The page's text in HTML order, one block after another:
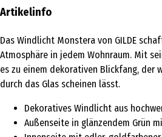
Artikelinfo
Das Windlicht Monstera von GILDE
Atmosphäre in jedem Wohnraum. Mit
es zu einem dekorativen Blickfang, der
durch das Glas scheinen lässt.
Dekoratives Windlicht aus
Außenseite in glänzendem Grün